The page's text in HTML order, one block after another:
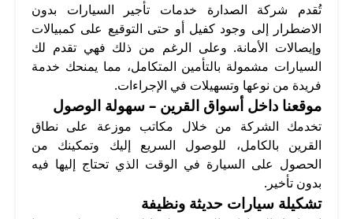
تُقدم شركة الصدارة خدمات تأجير السيارات بدون
الاضطرار إلى وجود كفيل أو حتى التوقيع على كمبيالات
وإيصالات الأمانة. وعلى الرغم من ذلك فهي تقدم لك
السيارات مشمولة بالتأمين المتكامل، مما يمنحك خدمة
فريدة من نوعها وتسهيلات في الإجراءات.
موقعنا داخل أسواق القرين – سهولة الوصول
تخدمك الشركة من خلال مكاتب موزعة على نطاق
القرين بالكامل، للوصول السريع إليك وتمكينك من
الحصول على السيارة في الوقت الذي تحتاج إليها فيه
بدون تأخير.
تشكيلة سيارات حديثة ونظيفة